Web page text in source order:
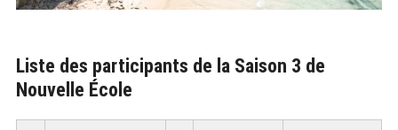
Liste des participants de la Saison 3 de
Nouvelle École